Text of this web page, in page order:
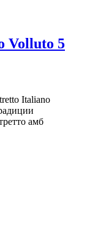
Volluto 5
Italiano
амб